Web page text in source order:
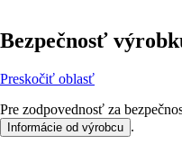
Bezpečnosť
Preskočiť oblasť
Pre zodpovednosť za
Informácie od výrobcu .